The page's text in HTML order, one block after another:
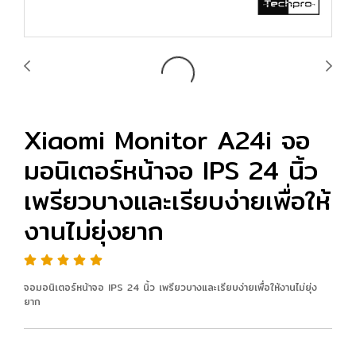
Xiaomi Monitor A24i จอ
มอนิเตอร์หน้าจอ IPS 24 นิ้ว
เพรียวบางและเรียบง่ายเพื่อให้
งานไม่ยุ่งยาก
จอมอนิเตอร์หน้าจอ IPS 24 นิ้ว เพรียวบางและเรียบง่ายเพื่อให้งานไม่ยุ่ง
ยาก